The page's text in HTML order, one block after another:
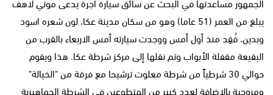
يبلغ من العمر (51 عاما) وهو من سكان مدينة عكا، لون شعره اسود
وبدين، فُقِد منذ أول أمس ووجدت سيارته أمس الاربعاء بالقرب من
البقيعة مقفلة الأبواب وتم نقلها إلى مركز شرطة عكا. هذا ويقوم
حوالي 30 شرطياً من شرطة معلوت ترشيحا مع فرقة من "الخيالة"
ومروحية بالإضافة لعدد كبير من المتطوعين في الشرطة الجماهيرية